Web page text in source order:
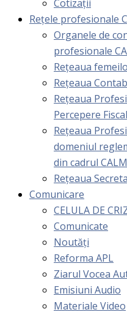
Cotizaţii
Rețele profesionale
Organele de
profesionale
Rețeaua
Rețeaua
Rețeaua
Percepere
Reţeaua
domeniul
din cadrul CALM
Rețeaua
Comunicare
CELULA DE
Comunicate
Noutăți
Reforma APL
Ziarul Vocea
Emisiuni Audio
Materiale Video